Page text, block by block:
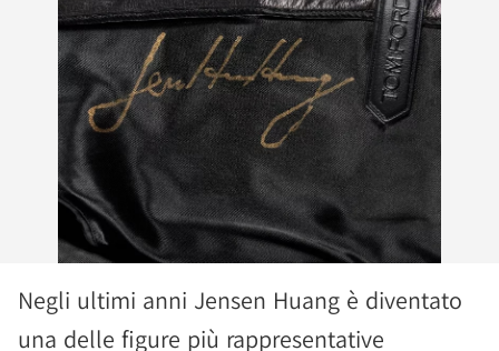
Negli ultimi anni Jensen Huang è diventato
una delle figure più rappresentative